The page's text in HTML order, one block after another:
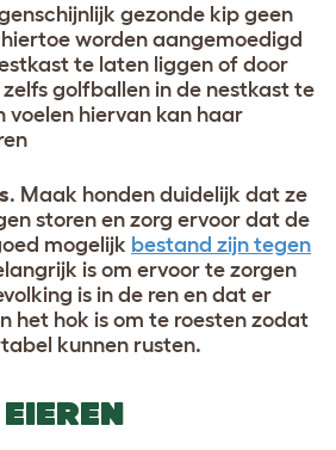
gezonde kip geen
worden aangemoedigd
te laten liggen of door
golfballen in de nestkast te
voelen hiervan kan haar
. Maak honden duidelijk dat ze
storen en zorg ervoor dat de
mogelijk bestand zijn tegen
is om ervoor te zorgen
is in de ren en dat er
het hok is om te roesten zodat
kunnen rusten.